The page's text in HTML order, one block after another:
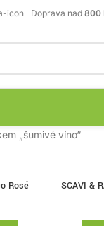
Doprava nad 800
„šumivé víno“
Rosé
SCAVI &